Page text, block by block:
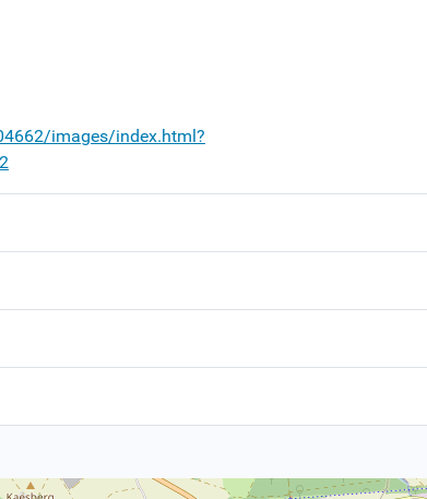
images/index.html?